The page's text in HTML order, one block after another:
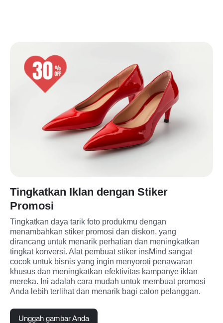
Tingkatkan Iklan dengan Stiker
Promosi
Tingkatkan daya tarik foto produkmu dengan
menambahkan stiker promosi dan diskon, yang
dirancang untuk menarik perhatian dan meningkatkan
tingkat konversi. Alat pembuat stiker insMind sangat
cocok untuk bisnis yang ingin menyoroti penawaran
khusus dan meningkatkan efektivitas kampanye iklan
mereka. Ini adalah cara mudah untuk membuat promosi
Anda lebih terlihat dan menarik bagi calon pelanggan.
Unggah gambar Anda